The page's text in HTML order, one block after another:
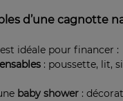
d’une cagnotte
idéale pour financer :
: poussette, lit,
baby shower :